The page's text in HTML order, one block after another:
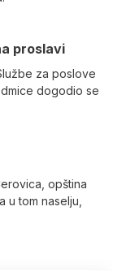
proslavi
za poslove
dogodio se
opština
u tom naselju,